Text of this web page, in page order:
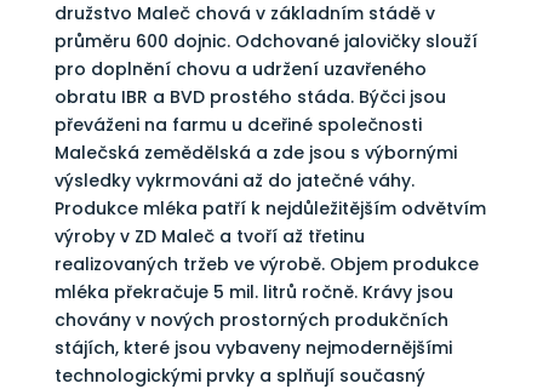
družstvo Maleč chová v základním stádě v
průměru 600 dojnic. Odchované jalovičky slouží
pro doplnění chovu a udržení uzavřeného
obratu IBR a BVD prostého stáda. Býčci jsou
převáženi na farmu u dceřiné společnosti
Malečská zemědělská a zde jsou s výbornými
výsledky vykrmováni až do jatečné váhy.
Produkce mléka patří k nejdůležitějším odvětvím
výroby v ZD Maleč a tvoří až třetinu
realizovaných tržeb ve výrobě. Objem produkce
mléka překračuje 5 mil. litrů ročně. Krávy jsou
chovány v nových prostorných produkčních
stájích, které jsou vybaveny nejmodernějšími
technologickými prvky a splňují současný